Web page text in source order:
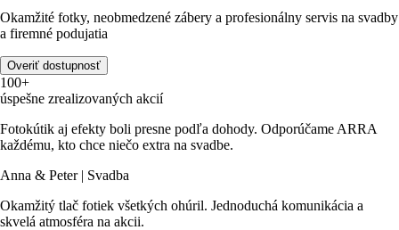
Okamžité fotky, neobmedzené zábery a profesionálny servis na svadby
a firemné podujatia
Overiť dostupnosť
100+
úspešne zrealizovaných akcií
Fotokútik aj efekty boli presne podľa dohody. Odporúčame ARRA
každému, kto chce niečo extra na svadbe.
Anna & Peter | Svadba
Okamžitý tlač fotiek všetkých ohúril. Jednoduchá komunikácia a
skvelá atmosféra na akcii.